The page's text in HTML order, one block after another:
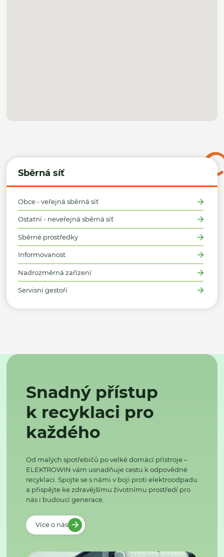
Sběrná síť
Obce - veřejná sběrná síť
Ostatní - neveřejná sběrná síť
Sběrné prostředky
Informovanost
Nadrozměrná zařízení
Servisní gestoři
Snadný přístup
k recyklaci pro
každého
Od malých spotřebičů po velké domácí přístroje –
ELEKTROWIN vám usnadňuje cestu k odpovědné
recyklaci. Spojte se s námi v boji proti elektroodpadu
a přispějte ke zdravějšímu životnímu prostředí pro
nás i budoucí generace.
Více o nás